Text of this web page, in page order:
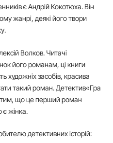
є Андрій Кокотюха. Він
жанрі, деякі його твори
Волков. Читачі
його романам, ці книги
художніх засобів, красива
такий роман. Детектив«Гра
тим, що це перший роман
є жінка.
детективних історій: